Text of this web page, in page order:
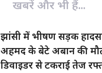
खबरें और भी हैं...
झांसी में भीषण सड़क
अहमद के बेटे अबान की
डिवाइडर से टकराई तेज